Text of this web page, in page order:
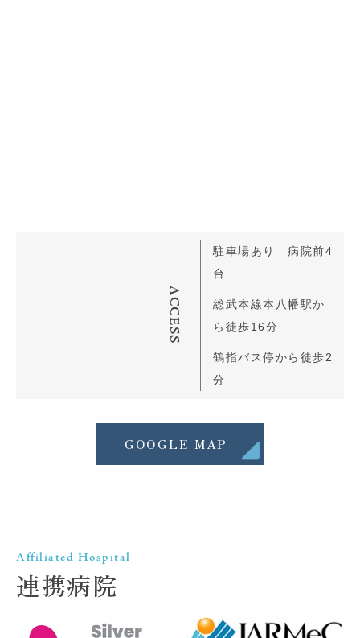
ACCESS
駐車場あり 病院前4
台
総武本線本八幡駅か
ら徒歩16分
鶴指バス停から徒歩2
分
GOOGLE MAP
Affiliated Hospital
連携病院